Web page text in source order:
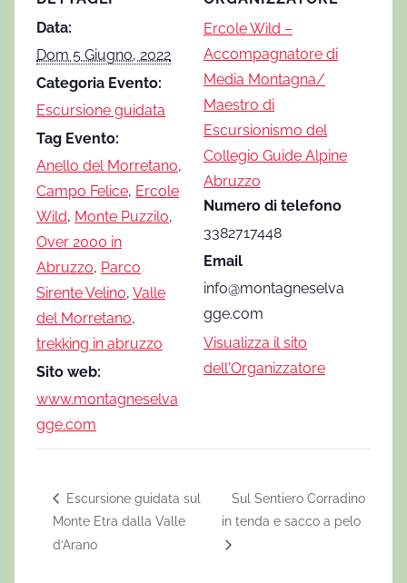
Data:
Dom 5 Giugno, 2022
Categoria Evento:
Escursione guidata
Tag Evento:
Anello del Morretano,
Campo Felice, Ercole
Wild, Monte Puzzilo,
Over 2000 in
Abruzzo, Parco
Sirente Velino, Valle
del Morretano,
trekking in abruzzo
Sito web:
www.montagneselva
gge.com
Ercole Wild –
Accompagnatore di
Media Montagna/
Maestro di
Escursionismo del
Collegio Guide Alpine
Abruzzo
Numero di telefono
3382717448
Email
info@montagneselva
gge.com
Visualizza il sito
dell'Organizzatore
Escursione guidata sul
Monte Etra dalla Valle
d’Arano
Sul Sentiero Corradino
in tenda e sacco a pelo